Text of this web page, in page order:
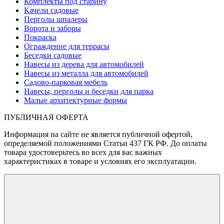
Качели садовые
Перголы шпалеры
Ворота и заборы
Покраска
Ограждение для террасы
Беседки садовые
Навесы из дерева для автомобилей
Навесы из металла для автомобилей
Садово-парковая мебель
Навесы, перголы и беседки для парка
Малые архитектурные формы
ПУБЛИЧНАЯ ОФЕРТА
Информация на сайте не является публичной офертой,
определяемой положениями Статьи 437 ГК РФ. До оплаты
товара удостоверьтесь во всех для вас важных
характеристиках в товаре и условиях его эксплуатации.